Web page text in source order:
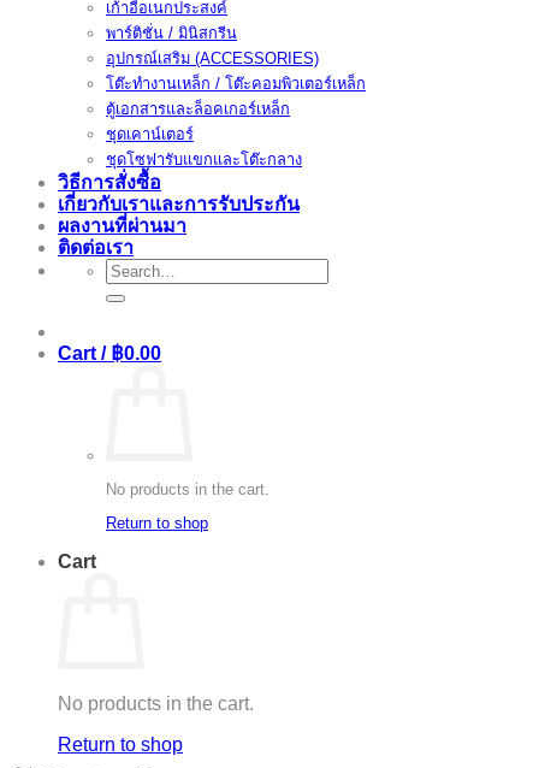
เก้าอี้อเนกประสงค์
พาร์ติชั่น / มินิสกรีน
อุปกรณ์เสริม (ACCESSORIES)
โต๊ะทำงานเหล็ก / โต๊ะคอมพิวเตอร์เหล็ก
ตู้เอกสารและล็อคเกอร์เหล็ก
ชุดเคาน์เตอร์
ชุดโซฟารับแขกและโต๊ะกลาง
วิธีการสั่งซื้อ
เกี่ยวกับเราและการรับประกัน
ผลงานที่ผ่านมา
ติดต่อเรา
Search
for:
Cart / ฿0.00
No products in the cart.
Return to shop
Cart
No products in the cart.
Return to shop